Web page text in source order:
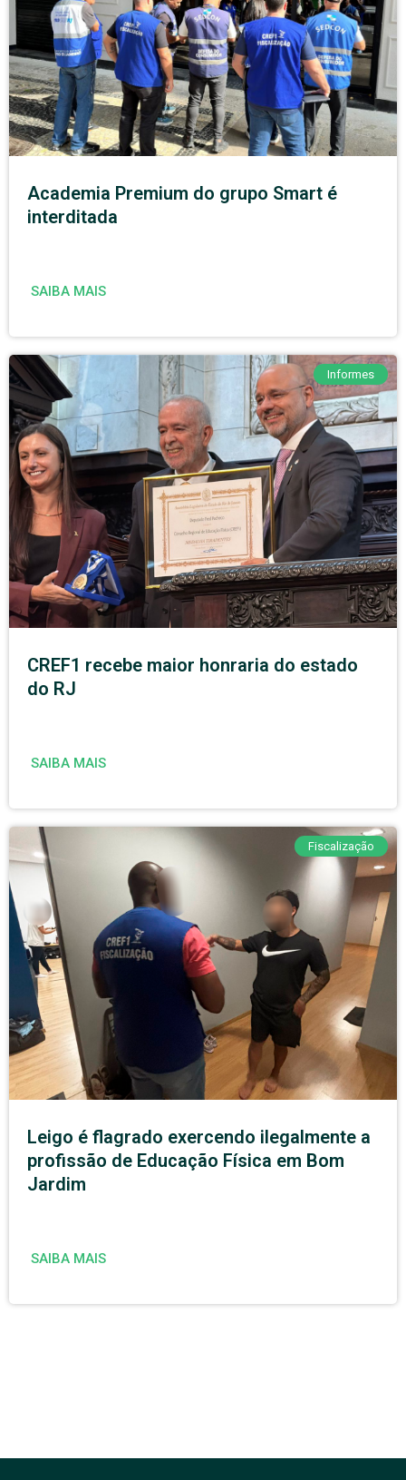
Academia Premium do grupo Smart é
interditada
SAIBA MAIS
Informes
CREF1 recebe maior honraria do estado
do RJ
SAIBA MAIS
Fiscalização
Leigo é flagrado exercendo ilegalmente a
profissão de Educação Física em Bom
Jardim
SAIBA MAIS